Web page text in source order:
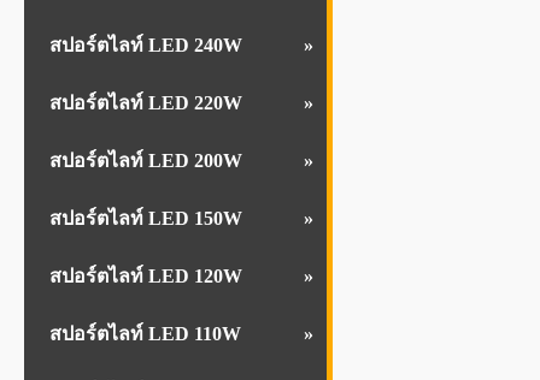
สปอร์ตไลท์ LED 240W
สปอร์ตไลท์ LED 220W
สปอร์ตไลท์ LED 200W
สปอร์ตไลท์ LED 150W
สปอร์ตไลท์ LED 120W
สปอร์ตไลท์ LED 110W